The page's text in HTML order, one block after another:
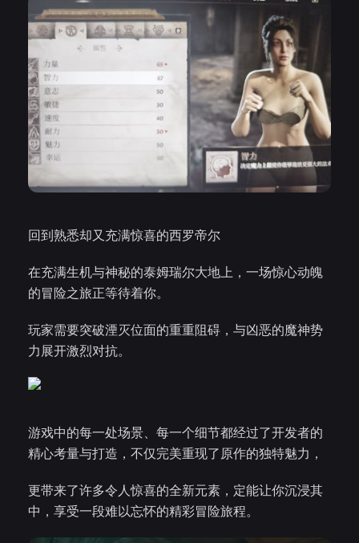
回到熟悉却又充满惊喜的西罗帝尔
在充满生机与神秘的泰姆瑞尔大地上，一场惊心动魄
的冒险之旅正等待着你。
玩家需要突破湮灭位面的重重阻碍，与凶恶的魔神势
力展开激烈对抗。
游戏中的每一处场景、每一个细节都经过了开发者的
精心考量与打造，不仅完美重现了原作的独特魅力，
更带来了许多令人惊喜的全新元素，定能让你沉浸其
中，享受一段难以忘怀的精彩冒险旅程。